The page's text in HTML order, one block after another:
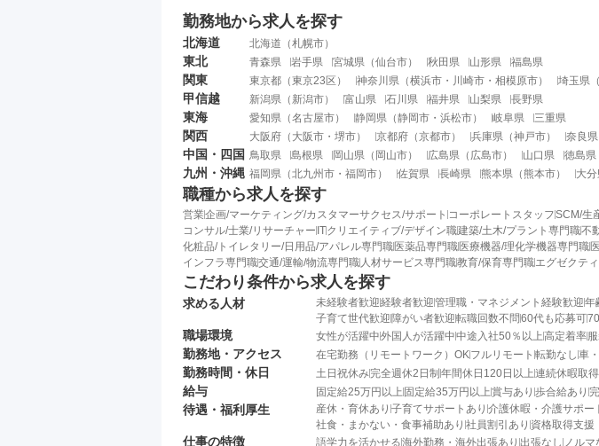
勤務地から求人を探す
北海道 北海道 （札幌市）
東北 青森県 岩手県 宮城県 （仙台市） 秋田県 山形県 福島県
関東 東京都 （東京23区 ） 神奈川県 （横浜市 ・ 川崎市 ・ 相模原市） 埼玉県 （
甲信越 新潟県 （ 新潟市） 富山県 石川県 福井県 山梨県 長野県
東海 愛知県 （名古屋市） 静岡県 （静岡市 ・ 浜松市） 岐阜県 三重県
関西 大阪府 （ 大阪市 ・ 堺市） 京都府 （京都市） 兵庫県 （神戸市） 奈良県
中国・四国 鳥取県 島根県 岡山県 （ 岡山市） 広島県 （ 広島市） 山口県 徳島県
九州・沖縄 福岡県 （北九州市 ・ 福岡市） 佐賀県 長崎県 熊本県 （熊本市） 大分
職種から求人を探す
営業企画/マーケティング/カスタマーサクセス/サポート コーポレートスタッフSCM/生
コンサル/士業/リサーチャー ITクリエイティブ/デザイン職建築/土木/プラント専門職不
化粧品/トイレタリー/日用品/アパレル専門職 医薬品専門職 医療機器/理化学機器専門職
インフラ専門職交通/運輸/物流専門職 人材サービス専門職教育/保育専門職エグゼクテ
こだわり条件から求人を探す
求める人材 未経験者歓迎経験者歓迎管理職・マネジメント経験歓迎年
子育て世代歓迎 障がい者歓迎転職回数不問60代も応募可
職場環境 女性が活躍中外国人が活躍中中途入社50％以上高定着率
勤務地・アクセス 在宅勤務（リモートワーク）OK フルリモート 転勤なし 車
勤務時間・休日 土日祝休み完全週休2日制年間休日120日以上連続休暇取
給与 固定給25万円以上 固定給35万円以上賞与あり 歩合給あり
待遇・福利厚生 産休・育休あり 子育てサポートあり 介護休暇・介護サポー
社食・まかない・食事補助あり 社員割引あり 資格取得支援
仕事の特徴 語学力を活かせる海外勤務・海外出張あり 出張なし ノルマ